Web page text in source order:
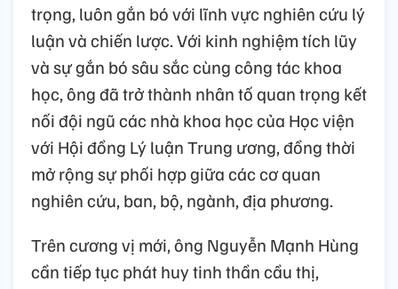
trọng, luôn gắn bó với lĩnh vực nghiên cứu lý
luận và chiến lược. Với kinh nghiệm tích lũy
và sự gắn bó sâu sắc cùng công tác khoa
học, ông đã trở thành nhân tố quan trọng kết
nối đội ngũ các nhà khoa học của Học viện
với Hội đồng Lý luận Trung ương, đồng thời
mở rộng sự phối hợp giữa các cơ quan
nghiên cứu, ban, bộ, ngành, địa phương.
Trên cương vị mới, ông Nguyễn Mạnh Hùng
cần tiếp tục phát huy tinh thần cầu thị,